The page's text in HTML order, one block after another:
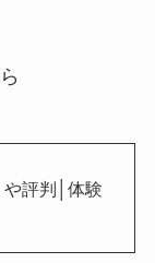
や評判│体験